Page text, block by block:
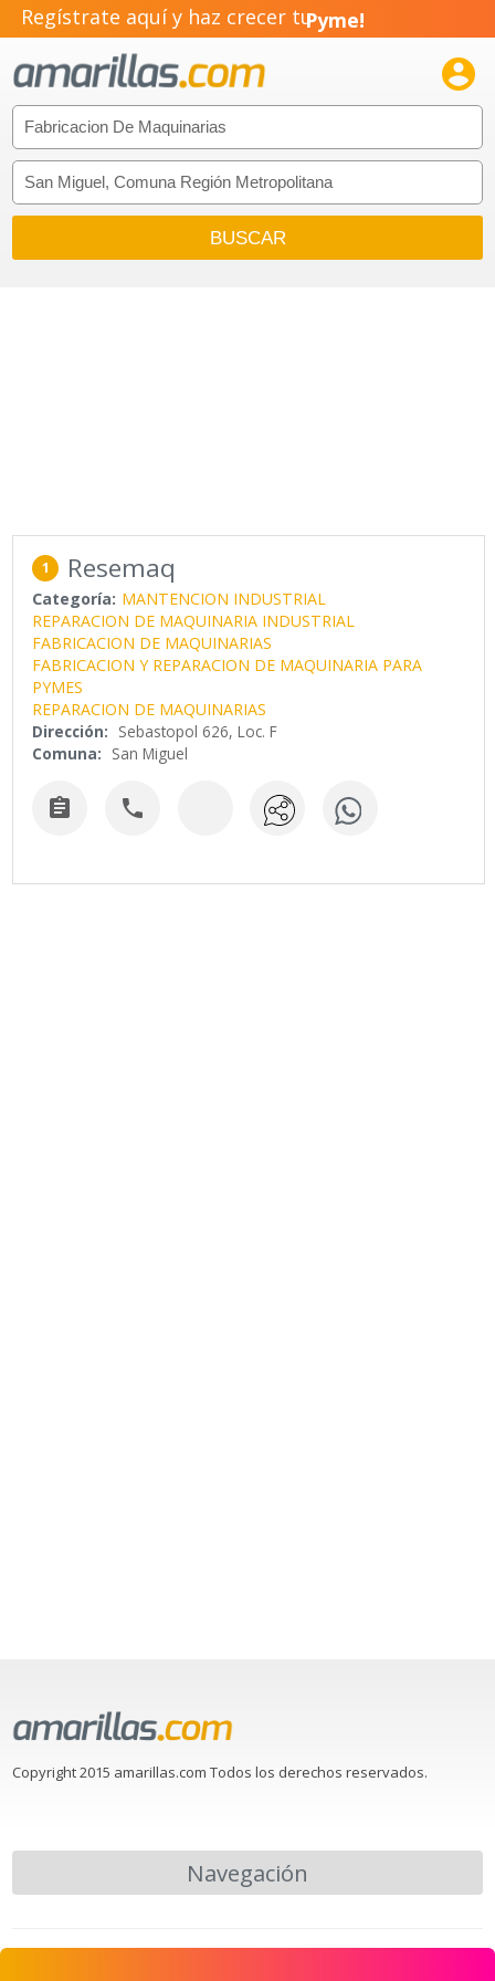
Regístrate aquí y haz crecer tuPyme!
Emprendimiento!

1 Resemaq
Categoría: MANTENCION INDUSTRIAL
REPARACION DE MAQUINARIA INDUSTRIAL
FABRICACION DE MAQUINARIAS
FABRICACION Y REPARACION DE MAQUINARIA PARA
PYMES
REPARACION DE MAQUINARIAS
Dirección: Sebastopol 626, Loc. F
Comuna: San Miguel
 
Copyright 2015 amarillas.com Todos los derechos reservados.
Navegación